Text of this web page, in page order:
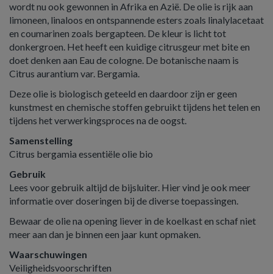
wordt nu ook gewonnen in Afrika en Azië. De olie is rijk aan
limoneen, linaloos en ontspannende esters zoals linalylacetaat
en coumarinen zoals bergapteen. De kleur is licht tot
donkergroen. Het heeft een kuidige citrusgeur met bite en
doet denken aan Eau de cologne. De botanische naam is
Citrus aurantium var. Bergamia.
Deze olie is biologisch geteeld en daardoor zijn er geen
kunstmest en chemische stoffen gebruikt tijdens het telen en
tijdens het verwerkingsproces na de oogst.
Samenstelling
Citrus bergamia essentiële olie bio
Gebruik
Lees voor gebruik altijd de bijsluiter. Hier vind je ook meer
informatie over doseringen bij de diverse toepassingen.
Bewaar de olie na opening liever in de koelkast en schaf niet
meer aan dan je binnen een jaar kunt opmaken.
Waarschuwingen
Veiligheidsvoorschriften